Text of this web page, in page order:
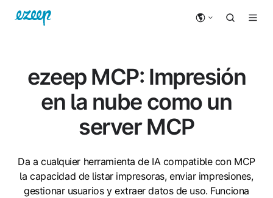
ezeep MCP: Impresión
en la nube como un
server MCP
Da a cualquier herramienta de IA compatible con MCP
la capacidad de listar impresoras, enviar impresiones,
gestionar usuarios y extraer datos de uso. Funciona